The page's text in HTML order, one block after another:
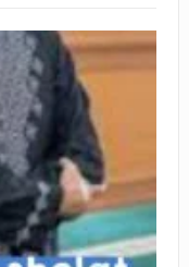
UANG?
SEBAB
MENGANGSUR